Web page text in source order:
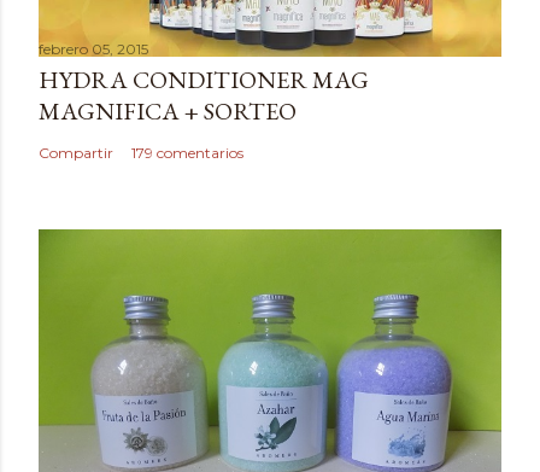
a
r
u
n
c
o
febrero 05, 2015
HYDRA CONDITIONER MAG
MAGNIFICA + SORTEO
Compartir 179 comentarios